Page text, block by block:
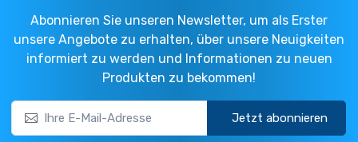
Abonnieren Sie unseren Newsletter, um als Erster
unsere Angebote zu erhalten, über unsere Neuigkeiten
informiert zu werden und Informationen zu neuen
Produkten zu bekommen!
Jetzt abonnieren